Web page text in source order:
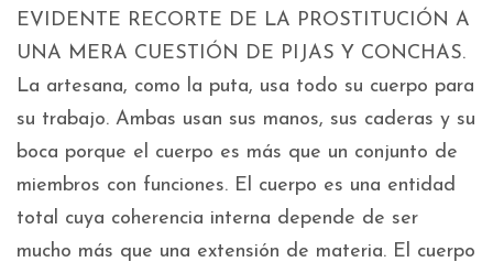
EVIDENTE RECORTE DE LA PROSTITUCIÓN A
UNA MERA CUESTIÓN DE PIJAS Y CONCHAS.
La artesana, como la puta, usa todo su cuerpo para
su trabajo. Ambas usan sus manos, sus caderas y su
boca porque el cuerpo es más que un conjunto de
miembros con funciones. El cuerpo es una entidad
total cuya coherencia interna depende de ser
mucho más que una extensión de materia. El cuerpo